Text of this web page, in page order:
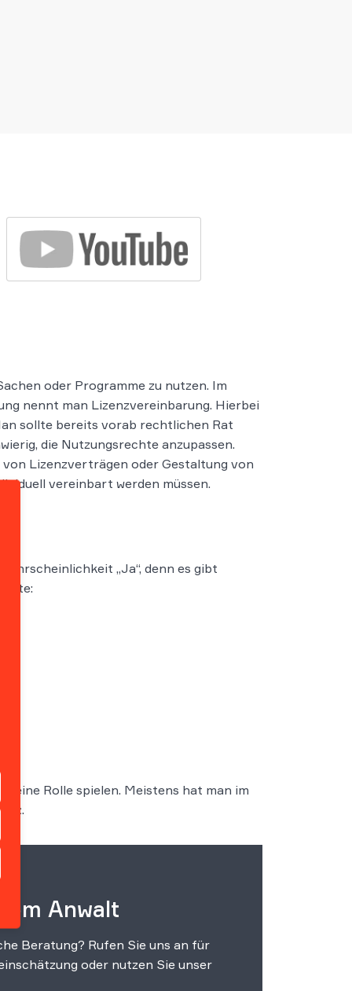
oder Programme zu nutzen. Im
nennt man Lizenzvereinbarung. Hierbei
sollte bereits vorab rechtlichen Rat
die Nutzungsrechte anzupassen.
Lizenzverträgen oder Gestaltung von
vereinbart werden müssen.
„Ja“, denn es gibt
eine Rolle spielen. Meistens hat man im
.
Anwalt
Beratung? Rufen Sie uns an für
oder nutzen Sie unser